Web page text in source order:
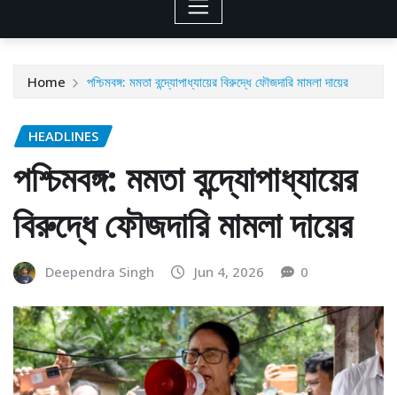
Home পশ্চিমবঙ্গ: মমতা বন্দ্যোপাধ্যায়ের বিরুদ্ধে ফৌজদারি মামলা দায়ের
HEADLINES
পশ্চিমবঙ্গ: মমতা বন্দ্যোপাধ্যায়ের
বিরুদ্ধে ফৌজদারি মামলা দায়ের
Deependra Singh Jun 4, 2026 0